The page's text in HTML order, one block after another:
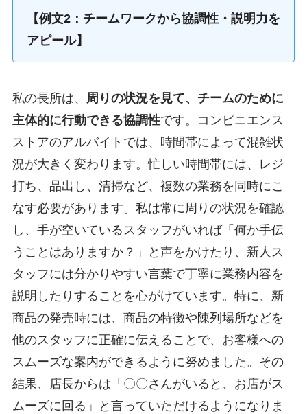
【例文2：チームワークから協調性・説明力を
アピール】
私の長所は、 周りの状況を見て、チームのために
主体的に行動できる協調性です。コンビニエンス
ストアのアルバイトでは、時間帯によって混雑状
況が大きく変わります。忙しい時間帯には、レジ
打ち、品出し、清掃など、複数の業務を同時にこ
なす必要があります。私は常に周りの状況を確認
し、手が空いているスタッフがいれば「何か手伝
うことはありますか？」と声をかけたり、新人ス
タッフには分かりやすい言葉で丁寧に業務内容を
説明したりすることを心がけています。特に、新
商品の発売時には、商品の特徴や陳列場所などを
他のスタッフに正確に伝えることで、お客様への
スムーズな案内ができるように努めました。その
結果、店長からは「〇〇さんがいると、お店がス
ムーズに回る」と言っていただけるようになりま